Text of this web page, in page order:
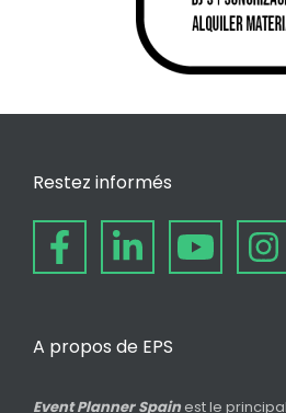
Restez informés
A propos de EPS
Event Planner Spain est le